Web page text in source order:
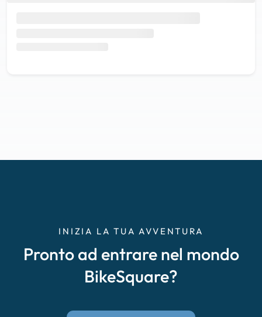
INIZIA LA TUA AVVENTURA
Pronto ad entrare nel mondo
BikeSquare?